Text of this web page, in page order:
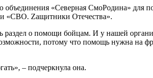
объединения «Северная СмоРодина» для
«СВО. Zащитники Отечества».
о помощи бойцам. И у нашей
потому что помощь нужна на
– подчеркнула она.